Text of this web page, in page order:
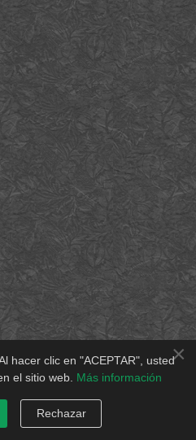
×
hacer clic en "ACEPTAR", usted
el sitio web. Más información
Rechazar